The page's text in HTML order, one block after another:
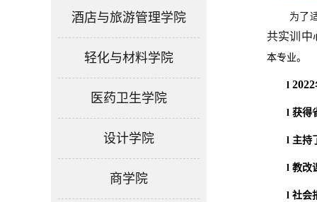
酒店与旅游管理学院
轻化与材料学院
医药卫生学院
设计学院
商学院
为了
共实训中
本专业。
l2022
l获得
l主持
l教改
l社会